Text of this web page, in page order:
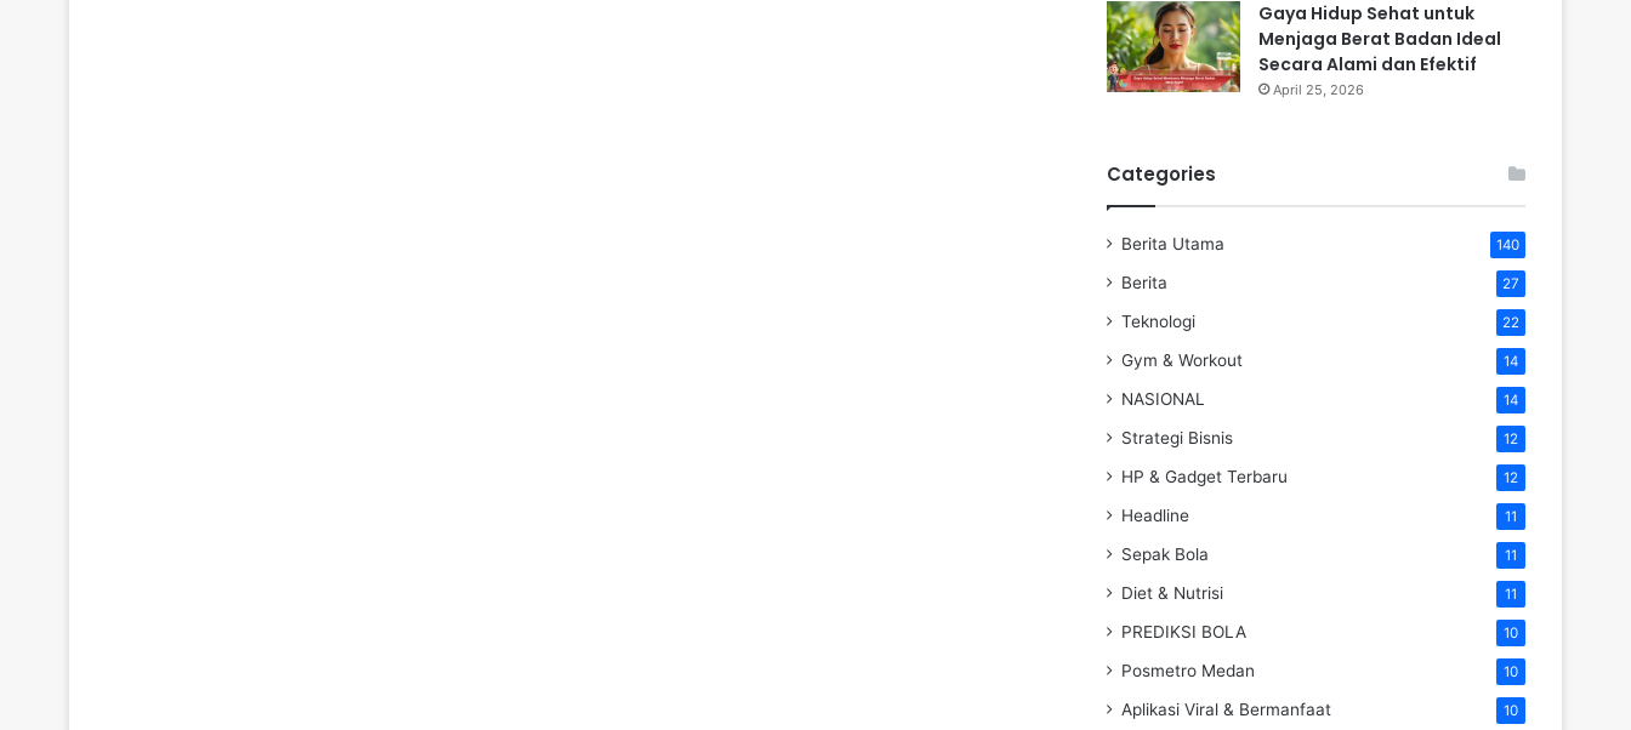
Gaya Hidup Sehat untuk
Menjaga Berat Badan Ideal
Secara Alami dan Efektif
April 25, 2026
Categories
Berita Utama 140
Berita 27
Teknologi 22
Gym & Workout 14
NASIONAL 14
Strategi Bisnis 12
HP & Gadget Terbaru 12
Headline 11
Sepak Bola 11
Diet & Nutrisi 11
PREDIKSI BOLA 10
Posmetro Medan 10
Aplikasi Viral & Bermanfaat 10